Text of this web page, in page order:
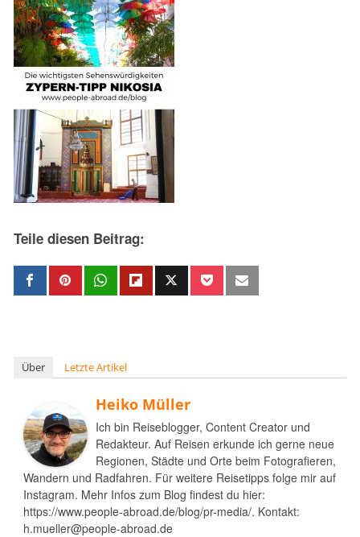
Teile diesen Beitrag:
Über Letzte Artikel
Heiko Müller
Ich bin Reiseblogger, Content Creator und
Redakteur. Auf Reisen erkunde ich gerne neue
Regionen, Städte und Orte beim Fotografieren,
Wandern und Radfahren. Für weitere Reisetipps folge mir auf
Instagram. Mehr Infos zum Blog findest du hier:
https://www.people-abroad.de/blog/pr-media/. Kontakt:
h.mueller@people-abroad.de